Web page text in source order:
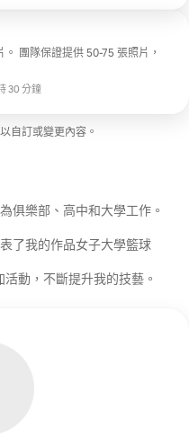
團隊保證提供 50-75 張照片，
30 分鐘
自訂或變更內容。
俱樂部、高中和大學工作。
了我的作品女子大學籃球
動，不斷提升我的技藝。